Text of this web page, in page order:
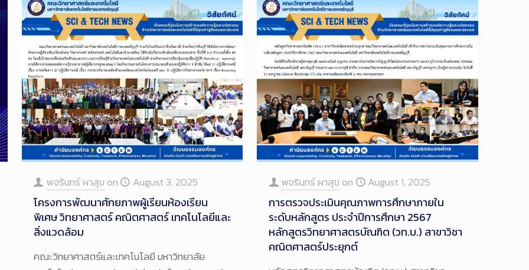
พจรินทร์ ผาสุข on August 3, 2025
โครงการพัฒนาศักยภาพผู้เรียนห้องเรียน
พิเศษ วิทยาศาสตร์ คณิตศาสตร์ เทคโนโลยีและ
สิ่งแวดล้อม
คณะวิทยาศาสตร์และเทคโนโลยี มหาวิทยาลัย
พจรินทร์ ผาสุข on August 1, 2025
การตรวจประเมินคุณภาพการศึกษาภายใน
ระดับหลักสูตร ประจำปีการศึกษา 2567
หลักสูตรวิทยาศาสตรบัณฑิต (วท.บ.) สาขาวิชา
คณิตศาสตร์ประยุกต์